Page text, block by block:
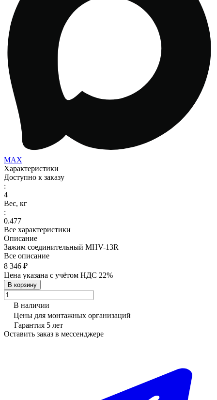
MAX
Характеристики
Доступно к заказу
:
4
Вес, кг
:
0.477
Все характеристики
Описание
Зажим соединительный MHV-13R
Все описание
8 346 ₽
Цена указана с учётом НДС 22%
В корзину
В наличии
Цены для монтажных организаций
Гарантия 5 лет
Оставить заказ в мессенджере